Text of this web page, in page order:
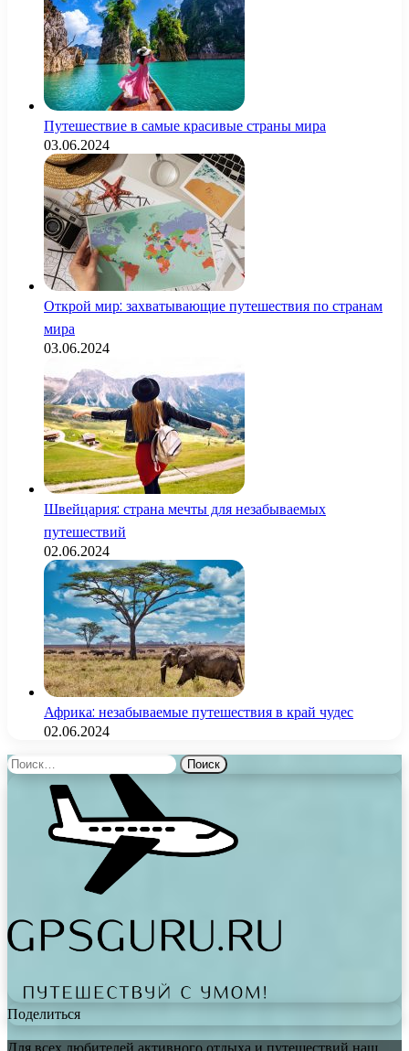
Путешествие в самые красивые страны мира
03.06.2024
Открой мир: захватывающие путешествия по странам
мира
03.06.2024
Швейцария: страна мечты для незабываемых
путешествий
02.06.2024
Африка: незабываемые путешествия в край чудес
02.06.2024
Найти:
Поделиться